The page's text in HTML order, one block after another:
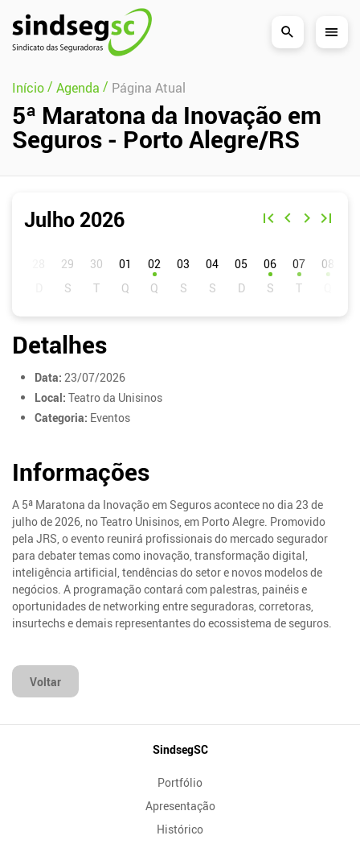
Pular Navegação (s)
Início/ Agenda / Página Atual
5ª Maratona da Inovação em
Seguros - Porto Alegre/RS
Julho 2026
01 02 03 04 05 06 07 08
Detalhes
Data: 23/07/2026
Local: Teatro da Unisinos
Categoria: Eventos
Informações
A 5ª Maratona da Inovação em Seguros acontece no dia 23 de
julho de 2026, no Teatro Unisinos, em Porto Alegre. Promovido
pela JRS, o evento reunirá profissionais do mercado segurador
para debater temas como inovação, transformação digital,
inteligência artificial, tendências do setor e novos modelos de
negócios. A programação contará com palestras, painéis e
oportunidades de networking entre seguradoras, corretoras,
insurtechs e demais representantes do ecossistema de seguros.
Voltar
SindsegSC
Portfólio
Apresentação
Histórico